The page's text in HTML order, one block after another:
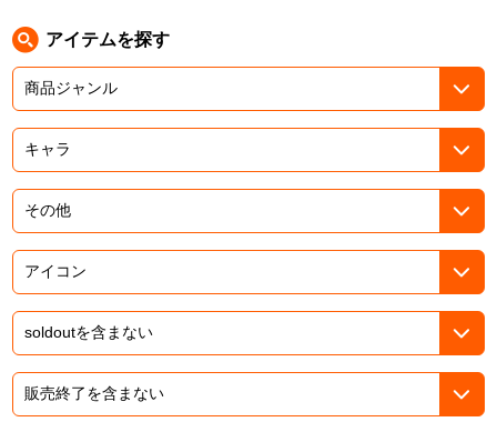
パックマン
ナムコクラシック
ガンダムシリーズ
ドラゴンボール
ラブライブ！
ラブライブ！サンシャイン‼
アイテムを探す